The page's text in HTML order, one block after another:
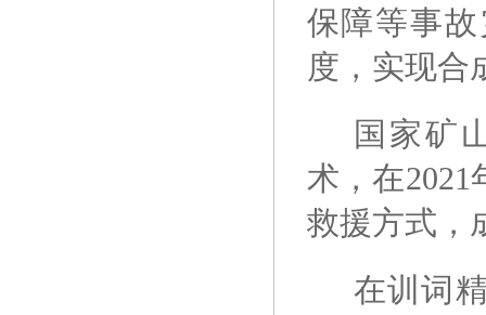
保障等事
度，实现合
国家矿
术，在
救援方式，
在训词